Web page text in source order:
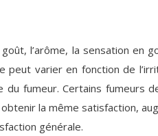
l’arôme, la sensation en
varier en fonction de
fumeur. Certains
la même satisfaction,
générale.